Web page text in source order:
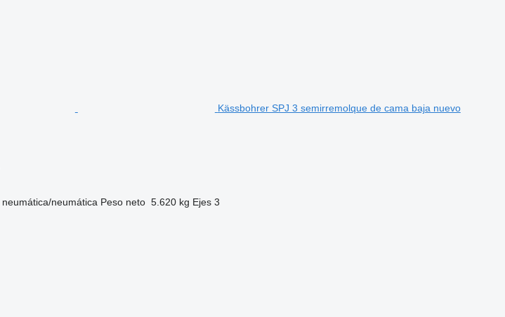
Kässbohrer SPJ 3 semirremolque de cama baja nuevo
neumática/neumática Peso neto 5.620 kg Ejes 3